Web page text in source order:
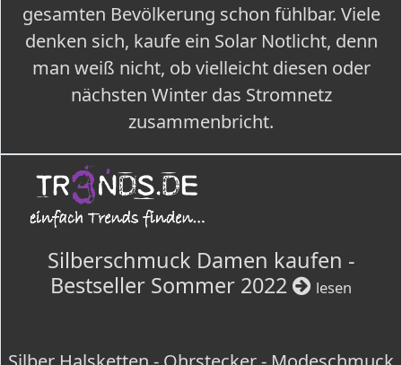
gesamten Bevölkerung schon fühlbar. Viele
denken sich, kaufe ein Solar Notlicht, denn
man weiß nicht, ob vielleicht diesen oder
nächsten Winter das Stromnetz
zusammenbricht.
Silberschmuck Damen kaufen -
Bestseller Sommer 2022
lesen